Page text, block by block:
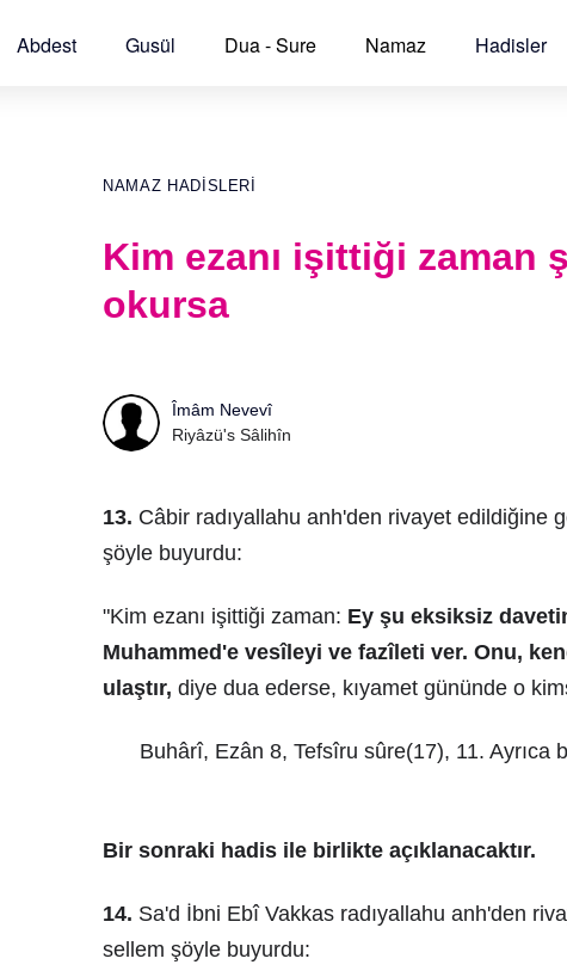
Abdest Gusül Dua - Sure Namaz Hadisler
NAMAZ HADISLERI
Kim ezanı işittiği zaman
okursa
Îmâm Nevevî
Riyâzü's Sâlihîn
13. Câbir radıyallahu anh'den rivayet edildiğine
şöyle buyurdu:
"Kim ezanı işittiği zaman: Ey şu eksiksiz
Muhammed'e vesîleyi ve fazîleti ver. Onu,
ulaştır, diye dua ederse, kıyamet gününde o
Buhârî, Ezân 8, Tefsîru sûre(17), 11.
Bir sonraki hadis ile birlikte açıklanacaktır.
14. Sa'd İbni Ebî Vakkas radıyallahu anh'den
sellem şöyle buyurdu: